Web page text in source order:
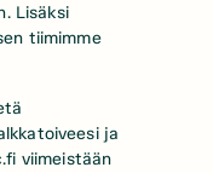
Lisäksi
tiimimme
ja
viimeistään